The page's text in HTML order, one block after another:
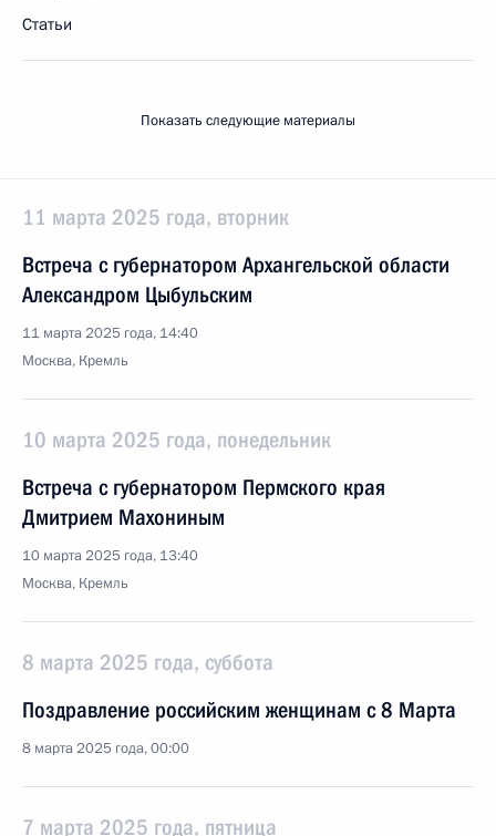
Статьи
Показать следующие материалы
11 марта 2025 года, вторник
Встреча с губернатором Архангельской области
Александром Цыбульским
11 марта 2025 года, 14:40
Москва, Кремль
10 марта 2025 года, понедельник
Встреча с губернатором Пермского края
Дмитрием Махониным
10 марта 2025 года, 13:40
Москва, Кремль
8 марта 2025 года, суббота
Поздравление российским женщинам с 8 Марта
8 марта 2025 года, 00:00
7 марта 2025 года, пятница